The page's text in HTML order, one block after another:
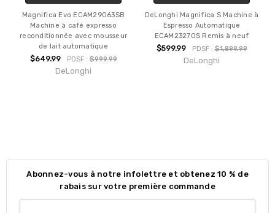
Magnifica Evo ECAM29063SB
Machine à café expresso
reconditionnée avec mousseur
de lait automatique
$649.99 PDSF :$999.99
DeLonghi
DeLonghi Magnifica S Machine à
Espresso Automatique
ECAM23270S Remis à neuf
$599.99 PDSF :$1,899.99
DeLonghi
Abonnez-vous à notre infolettre et obtenez 10 % de
rabais sur votre première commande